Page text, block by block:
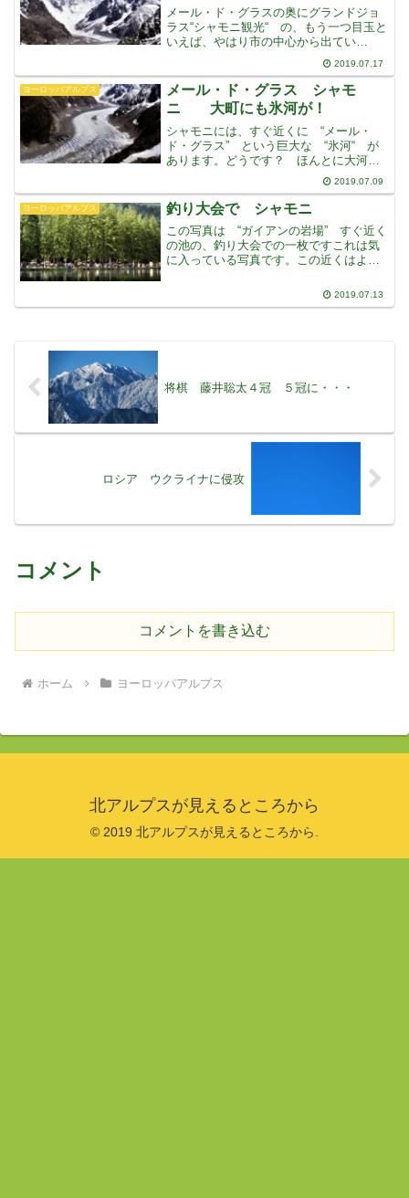
メール・ド・グラスの奥にグランドジョ
ラス“シャモニ観光“ の、もう一つ目玉と
いえば、やはり市の中心から出てい
る “登山鉄道“ でいく “メール・ド・
グラス” という大氷河です２０分ほどで
展望台のある “モンタンベール” 駅につ
きますいや、全
2019.07.17
ヨーロッパアルプス
メール・ド・グラス シャモ
ニ 大町にも氷河が！
シャモニには、すぐ近くに “メール・
ド・グラス” という巨大な “氷河“ が
あります。どうです？ ほんとに大河で
しょまた街の中からモンブランのほうを
見ると、二つの大きな氷河が、町の麓ま
で下りてきているのを眺めることができ
ます特別寒冷地という
2019.07.09
ヨーロッパアルプス 釣り大会で シャモニ
この写真は “ガイアンの岩場” すぐ近く
の池の、釣り大会での一枚ですこれは気
に入っている写真です。この近くはよく
ステルがあり、そこに滞在していました
ウッディーな建物は雰囲気がよく,また最
2019.07.13
将棋 藤井聡太４冠 ５冠に・・・
ロシア ウクライナに侵攻
コメント
コメントを書き込む
ホーム ヨーロッパアルプス
北アルプスが見えるところから
© 2019 北アルプスが見えるところから.